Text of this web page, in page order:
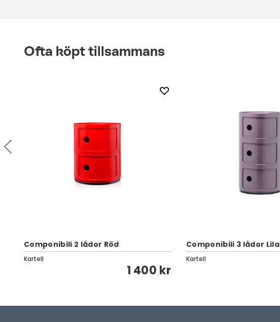
Ofta köpt tillsammans
Componibili 2 lådor Röd
Kartell
1 400 kr
Componibili 3 lådor Lila
Kartell